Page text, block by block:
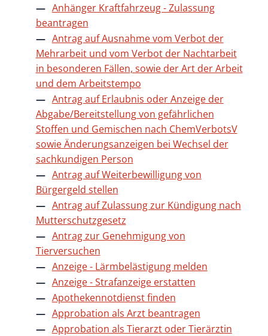
Anhänger Kraftfahrzeug - Zulassung
beantragen
Antrag auf Ausnahme vom Verbot der
Mehrarbeit und vom Verbot der Nachtarbeit
in besonderen Fällen, sowie der Art der Arbeit
und dem Arbeitstempo
Antrag auf Erlaubnis oder Anzeige der
Abgabe/Bereitstellung von gefährlichen
Stoffen und Gemischen nach ChemVerbotsV
sowie Änderungsanzeigen bei Wechsel der
sachkundigen Person
Antrag auf Weiterbewilligung von
Bürgergeld stellen
Antrag auf Zulassung zur Kündigung nach
Mutterschutzgesetz
Antrag zur Genehmigung von
Tierversuchen
Anzeige - Lärmbelästigung melden
Anzeige - Strafanzeige erstatten
Apothekennotdienst finden
Approbation als Arzt beantragen
Approbation als Tierarzt oder Tierärztin